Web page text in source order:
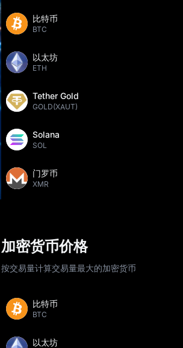
比特币
BTC
以太坊
ETH
Tether Gold
GOLD(XAUT)
Solana
SOL
门罗币
XMR
加密货币价格
按交易量计算交易量最大的加密货币
比特币
BTC
以太坊